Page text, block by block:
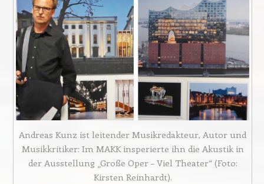
Andreas Kunz ist leitender Musikredakteur, Autor und
Musikkritiker: Im MAKK insperierte ihn die Akustik in
der Ausstellung „Große Oper – Viel Theater“ (Foto:
Kirsten Reinhardt).